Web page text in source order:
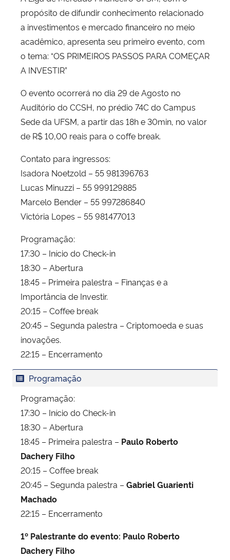
Planalto
propósito de difundir conhecimento relacionado
a investimentos e mercado financeiro no meio
acadêmico, apresenta seu primeiro evento, com
o tema: “OS PRIMEIROS PASSOS PARA COMEÇAR
A INVESTIR”
O evento ocorrerá no dia 29 de Agosto no
Auditório do CCSH, no prédio 74C do Campus
Sede da UFSM, a partir das 18h e 30min, no valor
de R$ 10,00 reais para o coffe break.
Contato para ingressos:
Isadora Noetzold – 55 981396763
Lucas Minuzzi – 55 999129885
Marcelo Bender – 55 997286840
Victória Lopes – 55 981477013
Programação:
17:30 – Início do Check-in
18:30 – Abertura
18:45 – Primeira palestra – Finanças e a
Importância de Investir.
20:15 – Coffee break
20:45 – Segunda palestra – Criptomoeda e suas
inovações.
22:15 – Encerramento
Programação
Programação:
17:30 – Início do Check-in
18:30 – Abertura
18:45 – Primeira palestra – Paulo Roberto
Dachery Filho
20:15 – Coffee break
20:45 – Segunda palestra – Gabriel Guarienti
Machado
22:15 – Encerramento
1º Palestrante do evento: Paulo Roberto
Dachery Filho